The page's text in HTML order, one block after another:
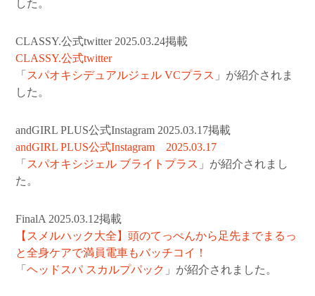
した。
CLASSY.公式twitter 2025.03.24掲載
CLASSY.公式twitter
「 スパオキシデュアルジェル VCプラス 」が紹介されま
した。
andGIRL PLUS公式Instagram 2025.03.17掲載
andGIRL PLUS公式Instagram 2025.03.17
「 スパオキシジェル ブライトプラス 」が紹介されまし
た。
FinalA 2025.03.12掲載
【スメルハック大全】頭のてっぺんから足先までまるっ
と全身ケアで満員電車もバッチコイ！
「ヘッドスパ スカルプパック 」が紹介されました。